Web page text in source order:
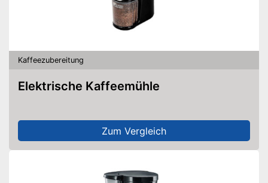
Kaffeezubereitung
Elektrische Kaffeemühle
Zum Vergleich